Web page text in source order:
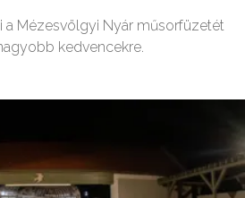
a Mézesvölgyi Nyár műsorfüzetét
kedvencekre.